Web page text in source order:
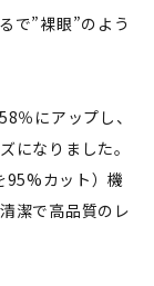
で”裸眼”のよう
％にアップし、
になりました。
95%カット）機
潔で高品質のレ